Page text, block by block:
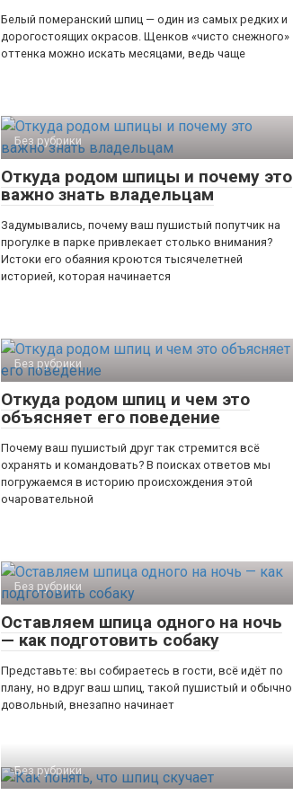
Белый померанский шпиц — один из самых редких и
дорогостоящих окрасов. Щенков «чисто снежного»
оттенка можно искать месяцами, ведь чаще
Без рубрики
Откуда родом шпицы и почему это
важно знать владельцам
Задумывались, почему ваш пушистый попутчик на
прогулке в парке привлекает столько внимания?
Истоки его обаяния кроются тысячелетней
историей, которая начинается
Без рубрики
Откуда родом шпиц и чем это
объясняет его поведение
Почему ваш пушистый друг так стремится всё
охранять и командовать? В поисках ответов мы
погружаемся в историю происхождения этой
очаровательной
Без рубрики
Оставляем шпица одного на ночь
— как подготовить собаку
Представьте: вы собираетесь в гости, всё идёт по
плану, но вдруг ваш шпиц, такой пушистый и обычно
довольный, внезапно начинает
Без рубрики